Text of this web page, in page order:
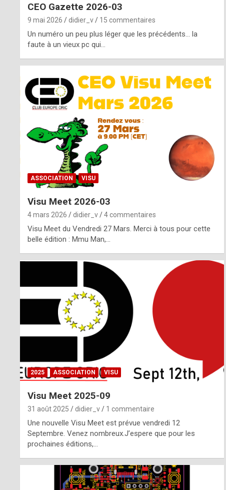
m
CEO Gazette 2026-03
9 mai 2026 didier_v 15 commentaires
Un numéro un peu plus léger que les précédents… la
faute à un vieux pc qui…
ASSOCIATION VISU
Visu Meet 2026-03
4 mars 2026 didier_v 4 commentaires
Visu Meet du Vendredi 27 Mars. Merci à tous pour cette
belle édition : Mmu Man,…
2025 ASSOCIATION VISU
Visu Meet 2025-09
31 août 2025 didier_v 1 commentaire
Une nouvelle Visu Meet est prévue vendredi 12
Septembre. Venez nombreux.J’espere que pour les
prochaines éditions,…